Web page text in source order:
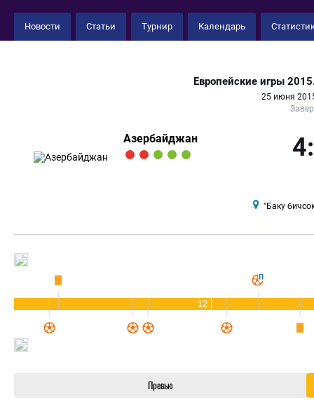
Новости Статьи Турнир Календарь
Европейские игры
25 июня
Азербайджан
"Баку
12
Превью